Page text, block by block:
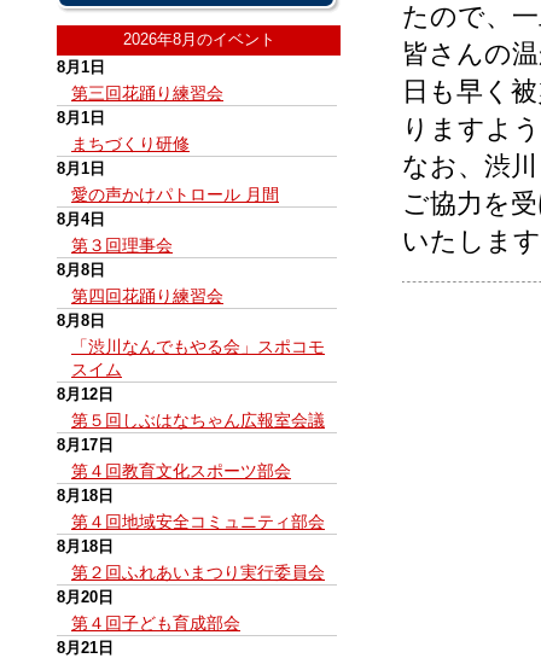
2026年8月のイベント
8月1日
第三回花踊り練習会
8月1日
まちづくり研修
8月1日
愛の声かけパトロール 月間
8月4日
第３回理事会
8月8日
第四回花踊り練習会
8月8日
「渋川なんでもやる会」スポコモ
スイム
8月12日
第５回しぶはなちゃん広報室会議
8月17日
第４回教育文化スポーツ部会
8月18日
第４回地域安全コミュニティ部会
8月18日
第２回ふれあいまつり実行委員会
8月20日
第４回子ども育成部会
8月21日
たので、
皆さんの
日も早く
りますよ
なお、渋
ご協力を
いたしま